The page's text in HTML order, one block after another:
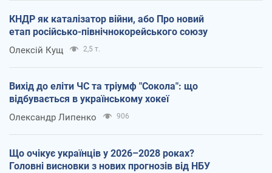
КНДР як каталізатор війни, або Про новий
етап російсько-північнокорейського союзу
Олексій Кущ 2,5 т.
Вихід до еліти ЧС та тріумф "Сокола": що
відбувається в українському хокеї
Олександр Липенко 906
Що очікує українців у 2026–2028 роках?
Головні висновки з нових прогнозів від НБУ